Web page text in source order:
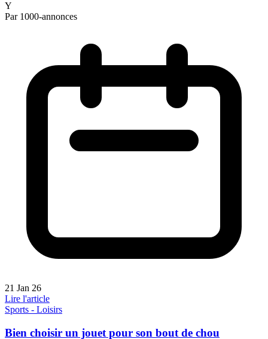
Y
Par 1000-annonces
21 Jan 26
Lire l'article
Sports - Loisirs
Bien choisir un jouet pour son bout de chou